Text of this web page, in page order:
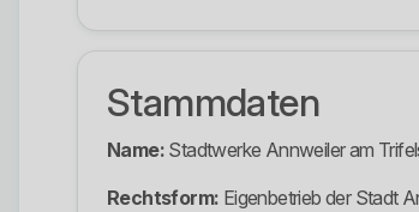
Stammdaten
Name: Stadtwerke Annweiler am
Rechtsform: Eigenbetrieb der Stadt